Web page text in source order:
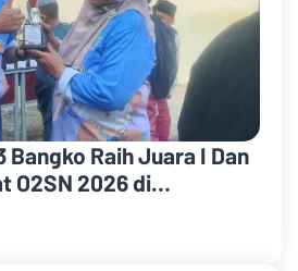
Bangko Raih Juara I Dan
O2SN 2026 di